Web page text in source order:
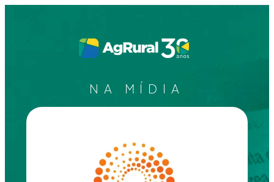
NA MÍDIA